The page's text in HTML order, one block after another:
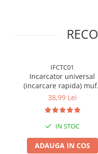
IFCTC01
Incarcator universal
(incarcare rapida)
Type-C 20W - Alb
38,99 Lei
IN STOC
ADAUGA IN COS